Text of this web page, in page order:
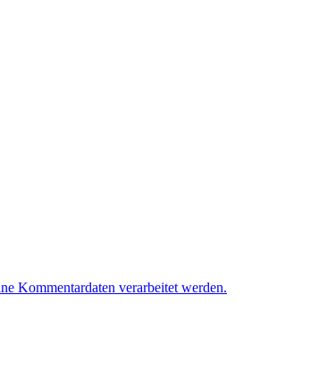
Kommentardaten verarbeitet werden.